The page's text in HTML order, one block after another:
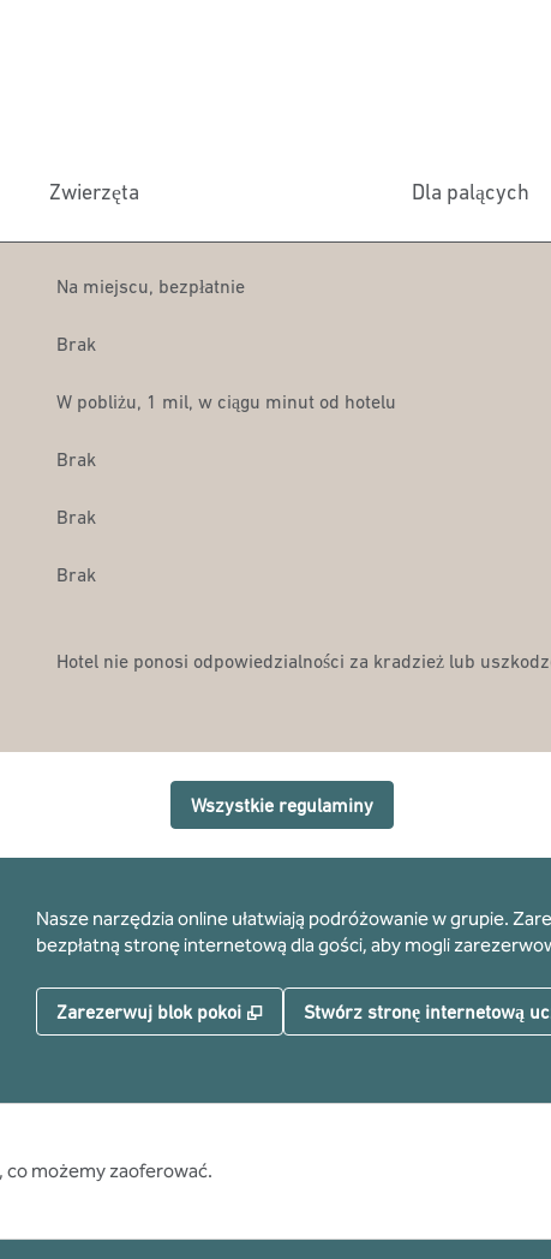
Zwierzęta Dla palących
Na miejscu, bezpłatnie
Brak
W pobliżu, 1 mil, w ciągu minut od hotelu
Brak
Brak
Brak
Hotel nie ponosi odpowiedzialności za kradzież lub
Wszystkie regulaminy
Nasze narzędzia online ułatwiają podróżowanie w grupie.
bezpłatną stronę internetową dla gości, aby mogli
Zarezerwuj blok pokoi , Otwiera treści w nowej karcie
Stwórz stronę internetową
co możemy zaoferować.